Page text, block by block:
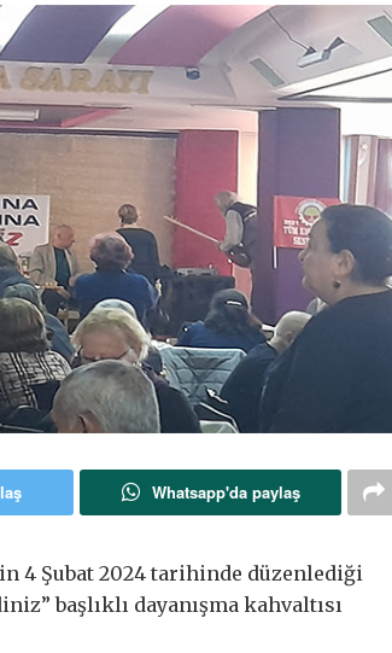
Whatsapp'da paylaş
4 Şubat 2024 tarihinde düzenlediği
başlıklı dayanışma kahvaltısı